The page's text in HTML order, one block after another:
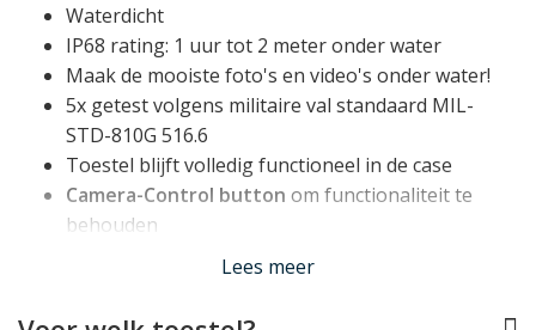
Waterdicht
IP68 rating: 1 uur tot 2 meter onder water
Maak de mooiste foto's en video's onder water!
5x getest volgens militaire val standaard MIL-
STD-810G 516.6
Toestel blijft volledig functioneel in de case
Camera-Control button om functionaliteit te
behouden
MagSafe
Gemaakt met 50% gerecyclede materialen
Lees meer